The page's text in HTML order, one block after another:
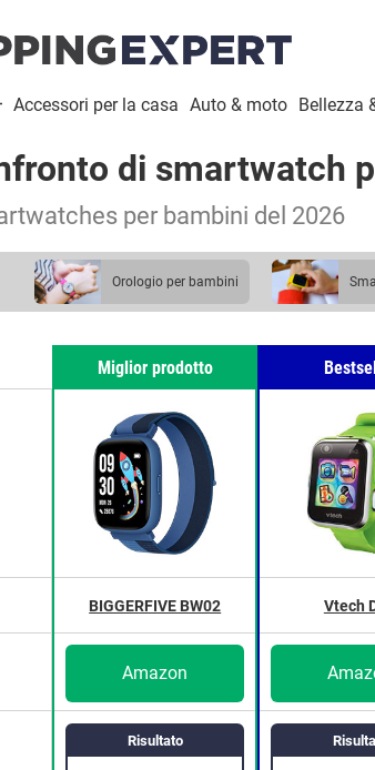
Accessori per la casa Auto & moto Bellezza
di smartwatch
per bambini del 2026
orologio per bambini
Miglior prodotto
Risultato
BIGGERFIVE BW02
Amazon
Vtech